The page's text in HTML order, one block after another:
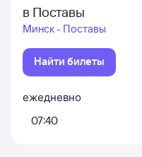
в Поставы
Минск - Поставы
Найти билеты
ежедневно
07:40